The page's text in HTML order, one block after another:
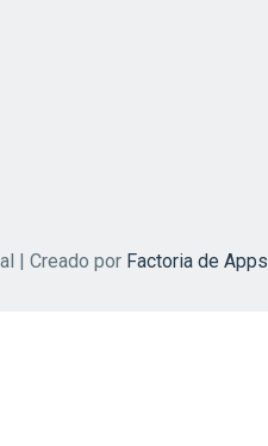
| Creado por Factoria de Apps